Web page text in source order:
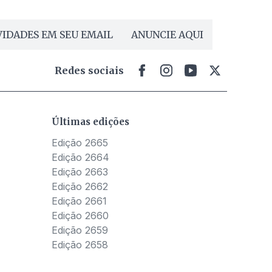
EM SEU EMAIL ANUNCIE AQUI
Redes sociais
Últimas edições
Edição 2665
Edição 2664
Edição 2663
Edição 2662
Edição 2661
Edição 2660
Edição 2659
Edição 2658